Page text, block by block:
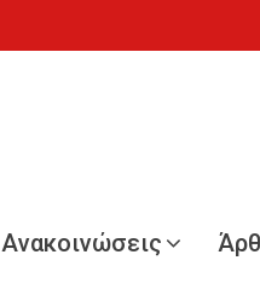
Ανακοινώσεις